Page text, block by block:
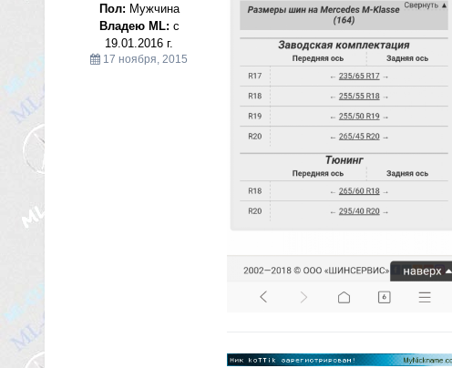
Пол: Мужчина
Владею ML: с
19.01.2016 г.
17 ноября, 2015